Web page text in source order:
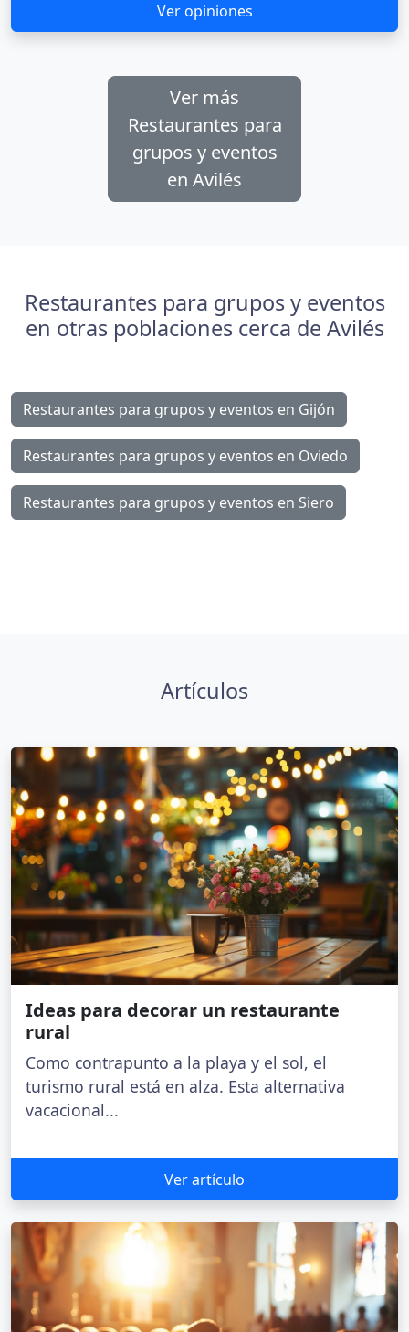
Ver opiniones
Ver más
Restaurantes para
grupos y eventos
en Avilés
Restaurantes para grupos y eventos
en otras poblaciones cerca de Avilés
Restaurantes para grupos y eventos en Gijón
Restaurantes para grupos y eventos en Oviedo
Restaurantes para grupos y eventos en Siero
Artículos
Ideas para decorar un restaurante
rural
Como contrapunto a la playa y el sol, el
turismo rural está en alza. Esta alternativa
vacacional...
Ver artículo